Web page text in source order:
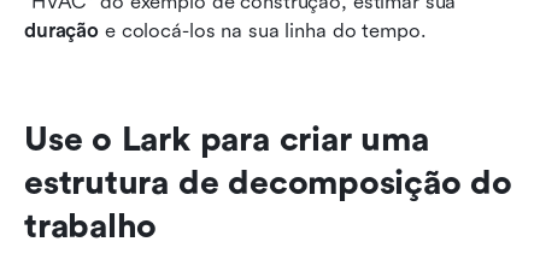
duração e colocá-los na sua linha do tempo.
Use o Lark para criar uma
estrutura de decomposição do
trabalho